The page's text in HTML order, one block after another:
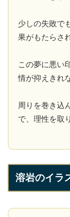
少しの失敗で
果がもたらさ
この夢に悪い
情が抑えきれ
周りを巻き込
で、理性を取
溶岩のイラ